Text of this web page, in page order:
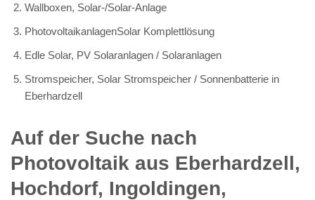
Wallboxen, Solar-/Solar-Anlage
PhotovoltaikanlagenSolar Komplettlösung
Edle Solar, PV Solaranlagen / Solaranlagen
Stromspeicher, Solar Stromspeicher / Sonnenbatterie in
Eberhardzell
Auf der Suche nach
Photovoltaik aus Eberhardzell,
Hochdorf, Ingoldingen,